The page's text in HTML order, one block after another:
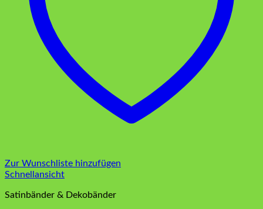
Zur Wunschliste hinzufügen
Schnellansicht
Satinbänder & Dekobänder